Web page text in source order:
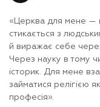
«Церква для мене —
стикається з
й виражає себе
Через науку в тому
історик. Для мене
займатися релігією
професія».